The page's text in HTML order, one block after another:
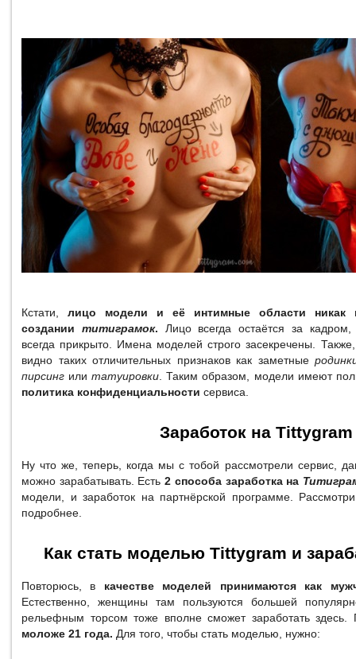
Кстати, лицо модели и её интимные области никак
создании титиграмок. Лицо всегда остаётся за
всегда прикрыто. Имена моделей строго засекречены.
видно таких отличительных признаков как заметные
пирсинг илитатуировки . Таким образом, модели имеют
политика конфиденциальности сервиса.
Заработок на Tittygram
Ну что же, теперь, когда мы с тобой рассмотрели сервис,
можно зарабатывать. Есть2 способа заработка на
модели, и заработок на партнёрской программе.
подробнее.
Как стать моделью Tittygram и
Повторюсь, в качестве моделей принимаются как
Естественно, женщины там пользуются большей
рельефным торсом тоже вполне сможет заработать
моложе 21 года. Для того, чтобы стать моделью, нужно: